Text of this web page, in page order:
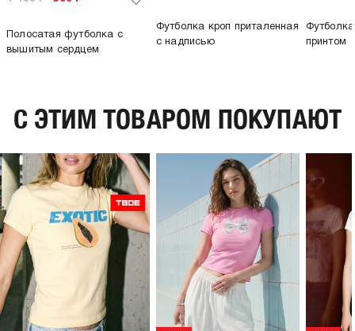
Полосатая футболка с
вышитым сердцем
Футболка кроп приталенная
с надписью
принтом
C ЭТИМ ТОВАРОМ ПОКУПАЮТ